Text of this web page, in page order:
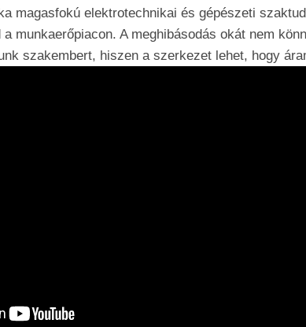
magasfokú elektrotechnikai és gépészeti
munkaerőpiacon. A meghibásodás okát nem
szakembert, hiszen a szerkezet lehet, hogy